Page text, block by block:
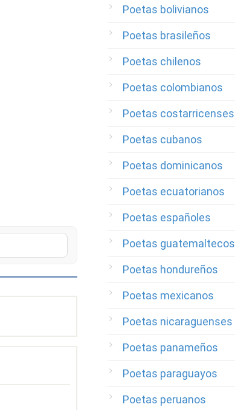
Poetas bolivianos
Poetas brasileños
Poetas chilenos
Poetas colombianos
Poetas costarricenses
Poetas cubanos
Poetas dominicanos
Poetas ecuatorianos
Poetas españoles
Poetas guatemaltecos
Poetas hondureños
Poetas mexicanos
Poetas nicaraguenses
Poetas panameños
Poetas paraguayos
Poetas peruanos